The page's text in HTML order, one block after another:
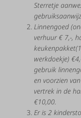
Sterretje
Linnengoed
verhuur€ 7,-,
werkdoekje) €
gebruik
en voorzien van
vertrek in de
€10,00.
Eris 2